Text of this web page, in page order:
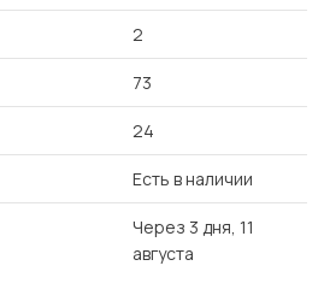
2
73
24
Есть в наличии
Через 3 дня, 11
августа